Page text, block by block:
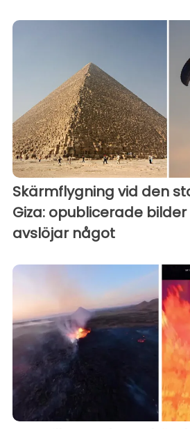
Skärmflygning vid den
Giza: opublicerade
avslöjar något